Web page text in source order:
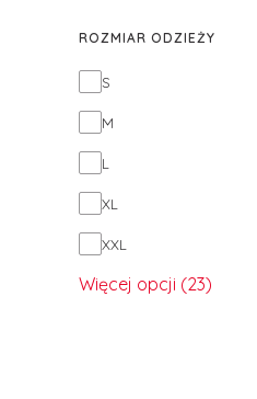
ROZMIAR ODZIEŻY
Rozmiar odzieży
S
M
L
XL
XXL
Więcej opcji (23)